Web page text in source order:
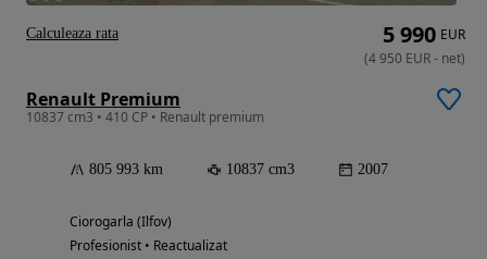
Renault Premium
10837 cm3 • 410 CP • Renault premium
805 993 km 10837 cm3 2007
Ciorogarla (Ilfov)
Profesionist • Reactualizat
5 990 EUR
(4 950 EUR- net)
Calculeaza rata